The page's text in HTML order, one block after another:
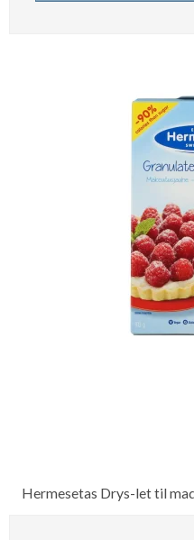
Hermesetas Drys-let til